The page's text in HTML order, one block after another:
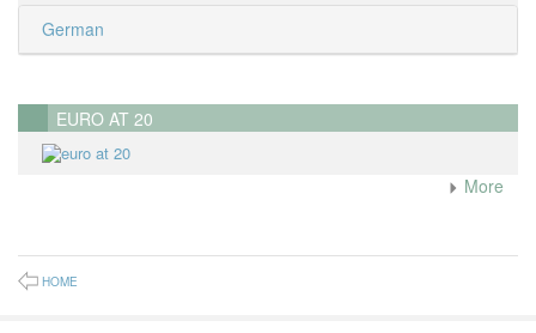
German
EURO AT 20
More
HOME